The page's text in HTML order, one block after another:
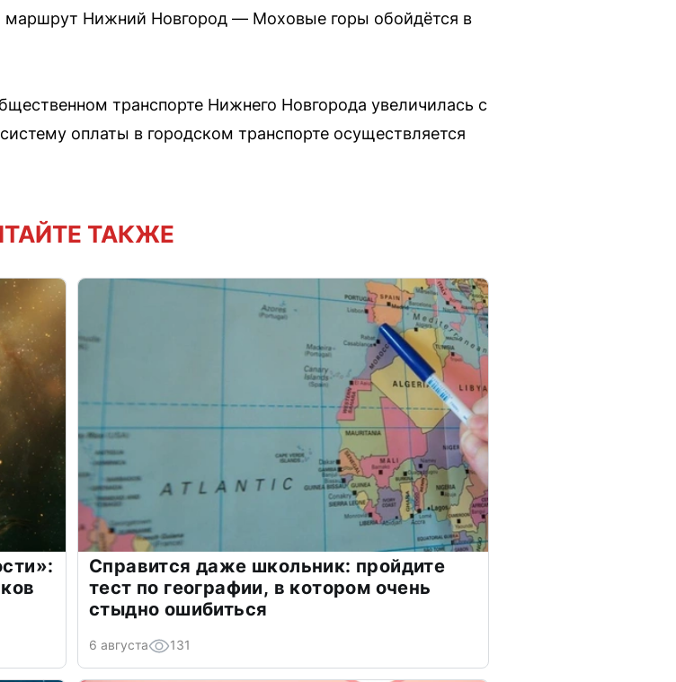
маршрут Нижний Новгород — Моховые горы обойдётся в
транспорте Нижнего Новгорода увеличилась с
оплаты в городском транспорте осуществляется
ТАКЖЕ
Справится даже школьник: пройдите
тест по географии, в котором очень
стыдно ошибиться
6 августа 131